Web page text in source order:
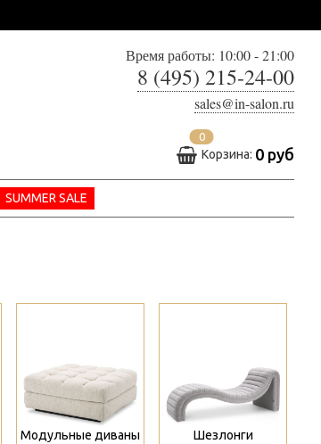
Время работы: 10:00 - 21:00
8 (495) 215-24-00
sales@in-salon.ru
0
Корзина: 0 руб
SUMMER SALE
Модульные диваны Шезлонги